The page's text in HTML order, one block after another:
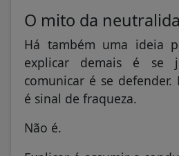
O mito da
Há também uma ideia
explicar demais é se
comunicar é se
é sinal de fraqueza.
Não é.